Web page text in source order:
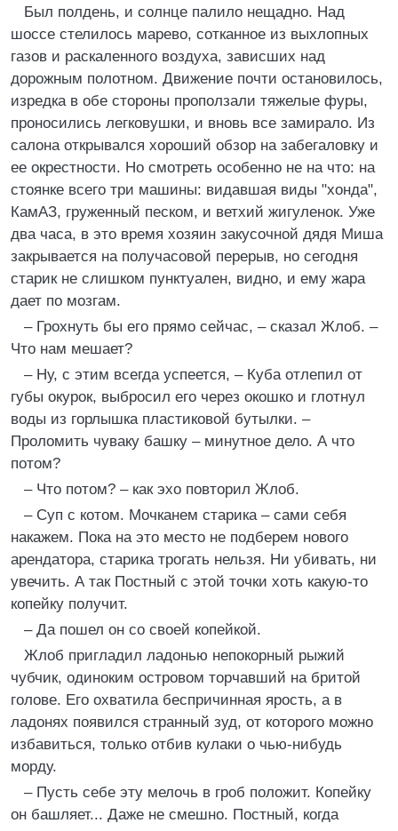
Был полдень, и солнце палило нещадно. Над
шоссе стелилось марево, сотканное из выхлопных
газов и раскаленного воздуха, зависших над
дорожным полотном. Движение почти остановилось,
изредка в обе стороны проползали тяжелые фуры,
проносились легковушки, и вновь все замирало. Из
салона открывался хороший обзор на забегаловку и
ее окрестности. Но смотреть особенно не на что: на
стоянке всего три машины: видавшая виды "хонда",
КамАЗ, груженный песком, и ветхий жигуленок. Уже
два часа, в это время хозяин закусочной дядя Миша
закрывается на получасовой перерыв, но сегодня
старик не слишком пунктуален, видно, и ему жара
дает по мозгам.
– Грохнуть бы его прямо сейчас, – сказал Жлоб. –
Что нам мешает?
– Ну, с этим всегда успеется, – Куба отлепил от
губы окурок, выбросил его через окошко и глотнул
воды из горлышка пластиковой бутылки. –
Проломить чуваку башку – минутное дело. А что
потом?
– Что потом? – как эхо повторил Жлоб.
– Суп с котом. Мочканем старика – сами себя
накажем. Пока на это место не подберем нового
арендатора, старика трогать нельзя. Ни убивать, ни
увечить. А так Постный с этой точки хоть какую-то
копейку получит.
– Да пошел он со своей копейкой.
Жлоб пригладил ладонью непокорный рыжий
чубчик, одиноким островом торчавший на бритой
голове. Его охватила беспричинная ярость, а в
ладонях появился странный зуд, от которого можно
избавиться, только отбив кулаки о чью-нибудь
морду.
– Пусть себе эту мелочь в гроб положит. Копейку
он башляет... Даже не смешно. Постный, когда